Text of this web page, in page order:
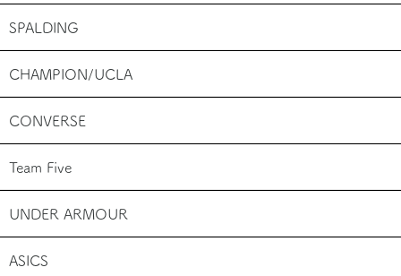
SPALDING
CHAMPION/UCLA
CONVERSE
Team Five
UNDER ARMOUR
ASICS